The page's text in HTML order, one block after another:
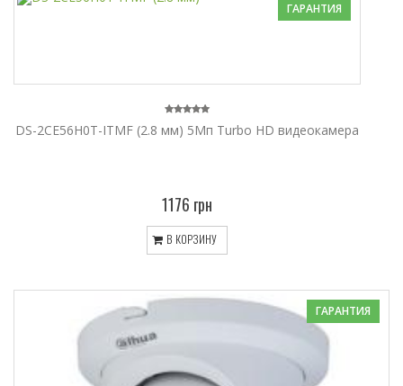
ГАРАНТИЯ
DS-2CE56H0T-ITMF (2.8 мм) 5Мп Turbo HD видеокамера
1176 грн
В КОРЗИНУ
ГАРАНТИЯ